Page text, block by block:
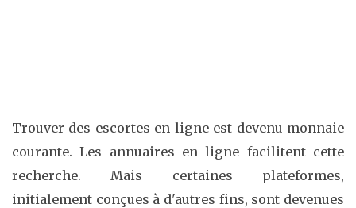
Trouver des escortes en ligne est devenu monnaie
courante. Les annuaires en ligne facilitent cette
recherche. Mais certaines plateformes,
initialement conçues à d'autres fins, sont devenues